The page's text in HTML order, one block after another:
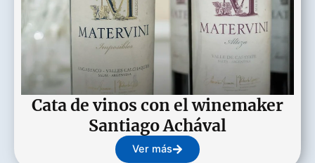
Cata de vinos con el winemaker
Santiago Achával
Ver más